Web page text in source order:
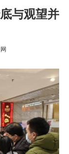
与观望并